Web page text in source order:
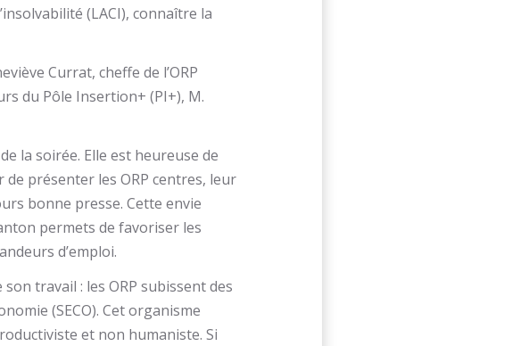
(LACI), connaître la
Currat, cheffe de l’ORP
du Pôle Insertion+ (PI+), M.
la soirée. Elle est heureuse de
présenter les ORP centres, leur
bonne presse. Cette envie
permets de favoriser les
d’emploi.
travail : les ORP subissent des
(SECO). Cet organisme
et non humaniste. Si